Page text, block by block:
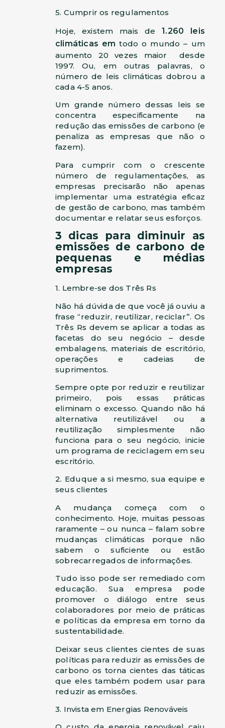
5. Cumprir os regulamentos
Hoje, existem mais de1.260 leis
climáticas em todo o mundo – um
aumento 20 vezes maior desde
1997. Ou, em outras palavras, o
número de leis climáticas dobrou a
cada 4-5 anos.
Um grande número dessas leis se
concentra especificamente na
redução das emissões de carbono (e
penaliza as empresas que não o
fazem).
Para cumprir com o crescente
número de regulamentações, as
empresas precisarão não apenas
implementar uma estratégia eficaz
de gestão de carbono, mas também
documentar e relatar seus esforços.
3 dicas para diminuir as
emissões de carbono de
pequenas e médias
empresas
1. Lembre-se dos Três Rs
Não há dúvida de que você já ouviu a
frase “reduzir, reutilizar, reciclar”. Os
Três Rs devem se aplicar a todas as
facetas do seu negócio – desde
embalagens, materiais de escritório,
operações e cadeias de
suprimentos.
Sempre opte por reduzir e reutilizar
primeiro, pois essas práticas
eliminam o excesso. Quando não há
alternativa reutilizável ou a
reutilização simplesmente não
funciona para o seu negócio, inicie
um programa de reciclagem em seu
escritório.
2. Eduque a si mesmo, sua equipe e
seus clientes
A mudança começa com o
conhecimento. Hoje, muitas pessoas
raramente – ou nunca – falam sobre
mudanças climáticas porque não
sabem o suficiente ou estão
sobrecarregados de informações.
Tudo isso pode ser remediado com
educação. Sua empresa pode
promover o diálogo entre seus
colaboradores por meio de práticas
e políticas da empresa em torno da
sustentabilidade.
Deixar seus clientes cientes de suas
políticas para reduzir as emissões de
carbono os torna cientes das táticas
que eles também podem usar para
reduzir as emissões.
3. Invista em Energias Renováveis